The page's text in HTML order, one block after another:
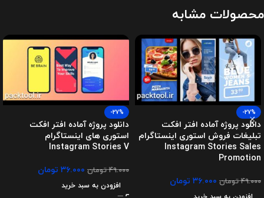
محصولات مشابه
-27%
دانلود پروژه آماده افتر افکت
تبلیغات فروش استوری اینستاگرام
Instagram Stories Sales
Promotion
۴۹.۰۰۰تومان ۳۶.۰۰۰ تومان
-27%
دانلود پروژه آماده افتر افکت
استوری های اینستاگرام
Instagram Stories V
۴۹.۰۰۰تومان ۳۶.۰۰۰ تومان
افزودن به سبد خرید